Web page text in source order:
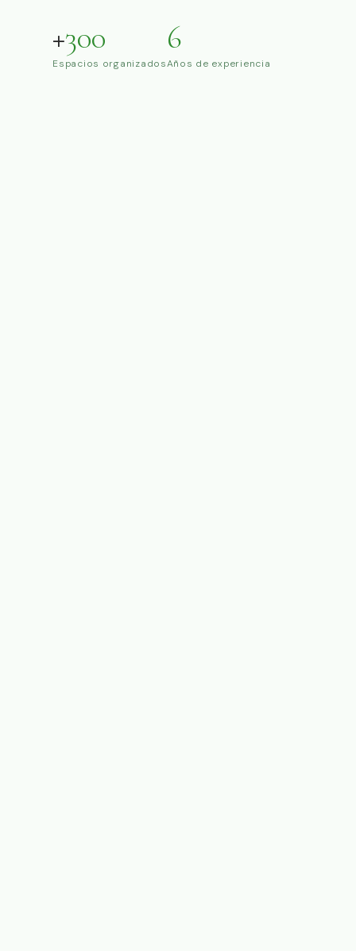
+300
Espacios organizados
6
Años de experiencia